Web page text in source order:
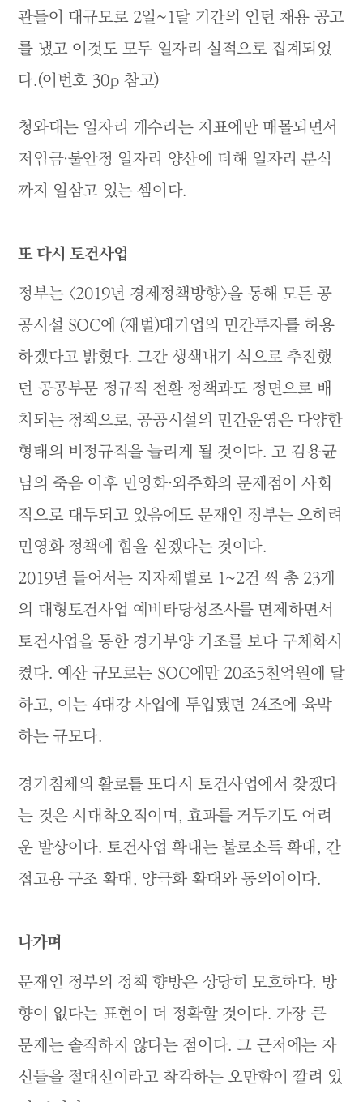
관들이 대규모로 2일~1달 기간의 인턴 채용 공고
를 냈고 이것도 모두 일자리 실적으로 집계되었
다.(이번호 30p 참고)
청와대는 일자리 개수라는 지표에만 매몰되면서
저임금·불안정 일자리 양산에 더해 일자리 분식
까지 일삼고 있는 셈이다.
또 다시 토건사업
정부는 <2019년 경제정책방향>을 통해 모든 공
공시설 SOC에 (재벌)대기업의 민간투자를 허용
하겠다고 밝혔다. 그간 생색내기 식으로 추진했
던 공공부문 정규직 전환 정책과도 정면으로 배
치되는 정책으로, 공공시설의 민간운영은 다양한
형태의 비정규직을 늘리게 될 것이다. 고 김용균
님의 죽음 이후 민영화·외주화의 문제점이 사회
적으로 대두되고 있음에도 문재인 정부는 오히려
민영화 정책에 힘을 싣겠다는 것이다.
2019년 들어서는 지자체별로 1~2건 씩 총 23개
의 대형토건사업 예비타당성조사를 면제하면서
토건사업을 통한 경기부양 기조를 보다 구체화시
켰다. 예산 규모로는 SOC에만 20조5천억원에 달
하고, 이는 4대강 사업에 투입됐던 24조에 육박
하는 규모다.
경기침체의 활로를 또다시 토건사업에서 찾겠다
는 것은 시대착오적이며, 효과를 거두기도 어려
운 발상이다. 토건사업 확대는 불로소득 확대, 간
접고용 구조 확대, 양극화 확대와 동의어이다.
나가며
문재인 정부의 정책 향방은 상당히 모호하다. 방
향이 없다는 표현이 더 정확할 것이다. 가장 큰
문제는 솔직하지 않다는 점이다. 그 근저에는 자
신들을 절대선이라고 착각하는 오만함이 깔려 있